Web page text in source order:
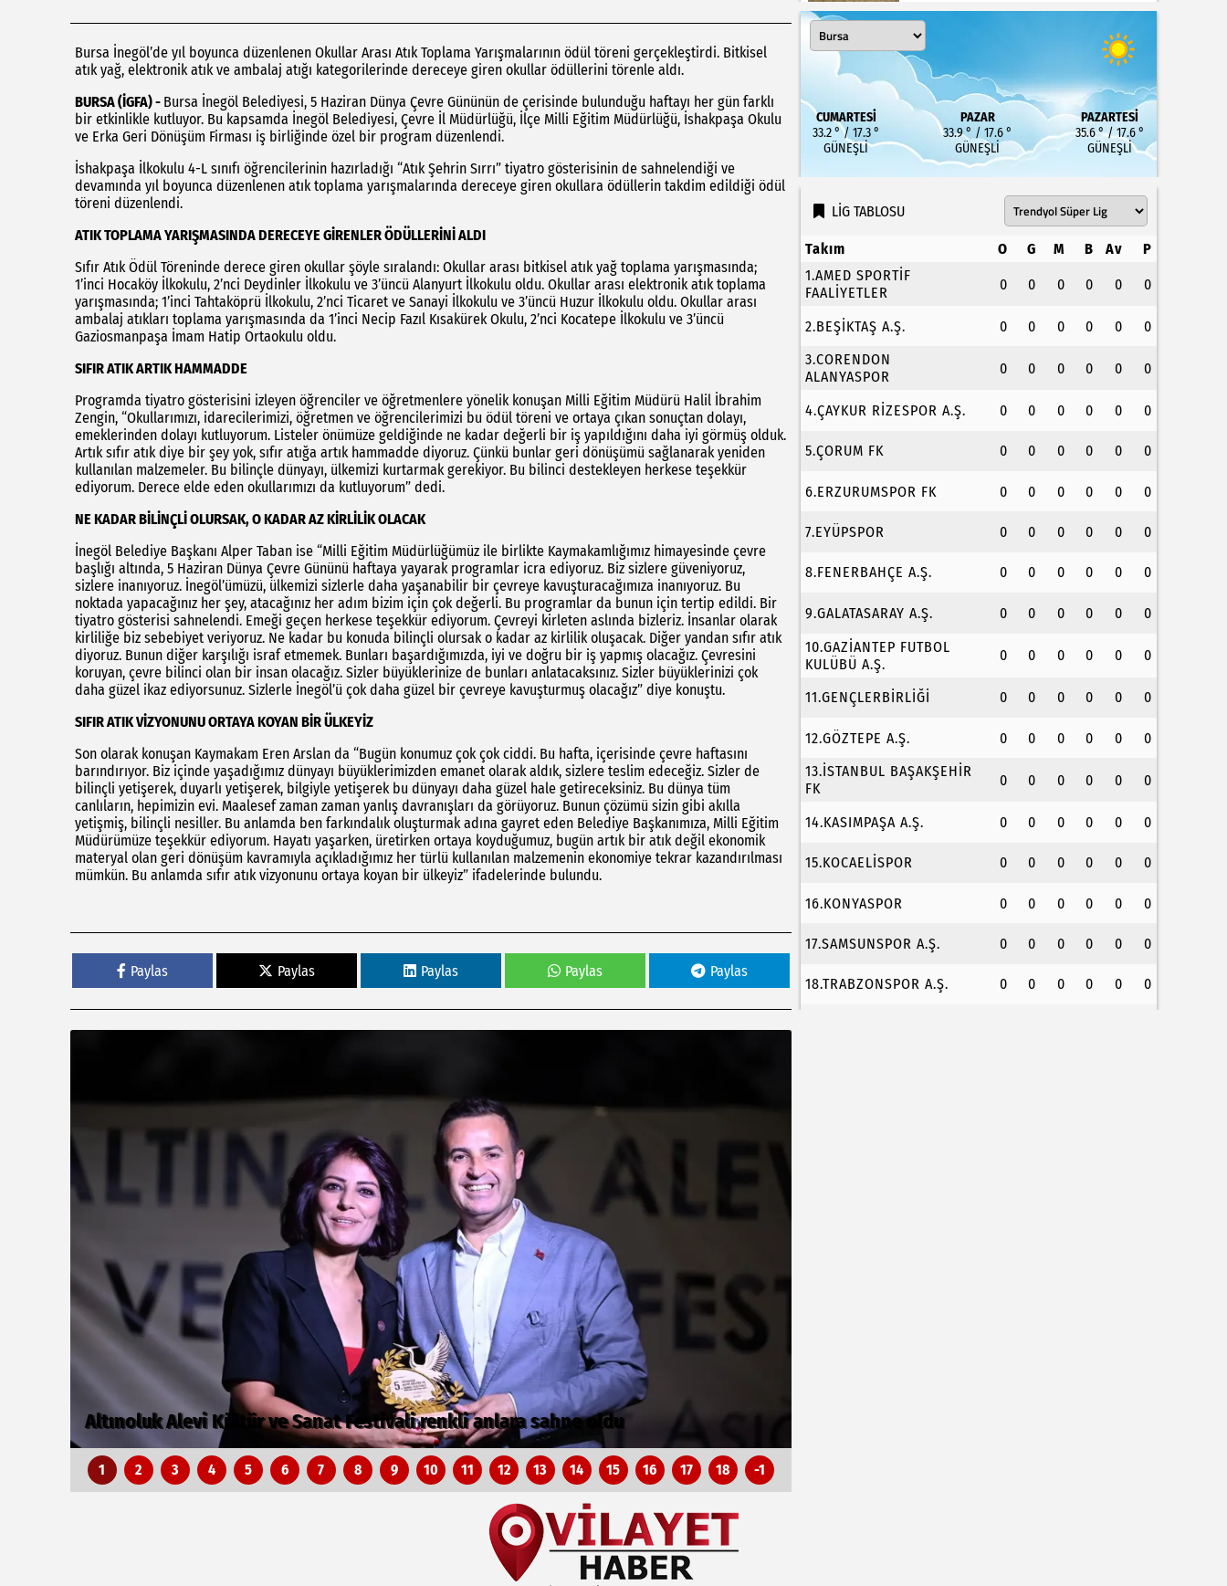
Bursa İnegöl’de yıl boyunca düzenlenen Okullar Arası Atık Toplama Yarışmalarının ödül töreni gerçekleştirdi. Bitkisel
atık yağ, elektronik atık ve ambalaj atığı kategorilerinde dereceye giren okullar ödüllerini törenle aldı.
BURSA (İGFA) - Bursa İnegöl Belediyesi, 5 Haziran Dünya Çevre Gününün de çerisinde bulunduğu haftayı her gün farklı
bir etkinlikle kutluyor. Bu kapsamda İnegöl Belediyesi, Çevre İl Müdürlüğü, İlçe Milli Eğitim Müdürlüğü, İshakpaşa Okulu
ve Erka Geri Dönüşüm Firması iş birliğinde özel bir program düzenlendi.
İshakpaşa İlkokulu 4-L sınıfı öğrencilerinin hazırladığı “Atık Şehrin Sırrı” tiyatro gösterisinin de sahnelendiği ve
devamında yıl boyunca düzenlenen atık toplama yarışmalarında dereceye giren okullara ödüllerin takdim edildiği ödül
töreni düzenlendi.
ATIK TOPLAMA YARIŞMASINDA DERECEYE GİRENLER ÖDÜLLERİNİ ALDI
Sıfır Atık Ödül Töreninde derece giren okullar şöyle sıralandı: Okullar arası bitkisel atık yağ toplama yarışmasında;
1’inci Hocaköy İlkokulu, 2’nci Deydinler İlkokulu ve 3’üncü Alanyurt İlkokulu oldu. Okullar arası elektronik atık toplama
yarışmasında; 1’inci Tahtaköprü İlkokulu, 2’nci Ticaret ve Sanayi İlkokulu ve 3’üncü Huzur İlkokulu oldu. Okullar arası
ambalaj atıkları toplama yarışmasında da 1’inci Necip Fazıl Kısakürek Okulu, 2’nci Kocatepe İlkokulu ve 3’üncü
Gaziosmanpaşa İmam Hatip Ortaokulu oldu.
SIFIR ATIK ARTIK HAMMADDE
Programda tiyatro gösterisini izleyen öğrenciler ve öğretmenlere yönelik konuşan Milli Eğitim Müdürü Halil İbrahim
Zengin, “Okullarımızı, idarecilerimizi, öğretmen ve öğrencilerimizi bu ödül töreni ve ortaya çıkan sonuçtan dolayı,
emeklerinden dolayı kutluyorum. Listeler önümüze geldiğinde ne kadar değerli bir iş yapıldığını daha iyi görmüş olduk.
Artık sıfır atık diye bir şey yok, sıfır atığa artık hammadde diyoruz. Çünkü bunlar geri dönüşümü sağlanarak yeniden
kullanılan malzemeler. Bu bilinçle dünyayı, ülkemizi kurtarmak gerekiyor. Bu bilinci destekleyen herkese teşekkür
ediyorum. Derece elde eden okullarımızı da kutluyorum” dedi.
NE KADAR BİLİNÇLİ OLURSAK, O KADAR AZ KİRLİLİK OLACAK
İnegöl Belediye Başkanı Alper Taban ise “Milli Eğitim Müdürlüğümüz ile birlikte Kaymakamlığımız himayesinde çevre
başlığı altında, 5 Haziran Dünya Çevre Gününü haftaya yayarak programlar icra ediyoruz. Biz sizlere güveniyoruz,
sizlere inanıyoruz. İnegöl’ümüzü, ülkemizi sizlerle daha yaşanabilir bir çevreye kavuşturacağımıza inanıyoruz. Bu
noktada yapacağınız her şey, atacağınız her adım bizim için çok değerli. Bu programlar da bunun için tertip edildi. Bir
tiyatro gösterisi sahnelendi. Emeği geçen herkese teşekkür ediyorum. Çevreyi kirleten aslında bizleriz. İnsanlar olarak
kirliliğe biz sebebiyet veriyoruz. Ne kadar bu konuda bilinçli olursak o kadar az kirlilik oluşacak. Diğer yandan sıfır atık
diyoruz. Bunun diğer karşılığı israf etmemek. Bunları başardığımızda, iyi ve doğru bir iş yapmış olacağız. Çevresini
koruyan, çevre bilinci olan bir insan olacağız. Sizler büyüklerinize de bunları anlatacaksınız. Sizler büyüklerinizi çok
daha güzel ikaz ediyorsunuz. Sizlerle İnegöl’ü çok daha güzel bir çevreye kavuşturmuş olacağız” diye konuştu.
SIFIR ATIK VİZYONUNU ORTAYA KOYAN BİR ÜLKEYİZ
Son olarak konuşan Kaymakam Eren Arslan da “Bugün konumuz çok çok ciddi. Bu hafta, içerisinde çevre haftasını
barındırıyor. Biz içinde yaşadığımız dünyayı büyüklerimizden emanet olarak aldık, sizlere teslim edeceğiz. Sizler de
bilinçli yetişerek, duyarlı yetişerek, bilgiyle yetişerek bu dünyayı daha güzel hale getireceksiniz. Bu dünya tüm
canlıların, hepimizin evi. Maalesef zaman zaman yanlış davranışları da görüyoruz. Bunun çözümü sizin gibi akılla
yetişmiş, bilinçli nesiller. Bu anlamda ben farkındalık oluşturmak adına gayret eden Belediye Başkanımıza, Milli Eğitim
Müdürümüze teşekkür ediyorum. Hayatı yaşarken, üretirken ortaya koyduğumuz, bugün artık bir atık değil ekonomik
materyal olan geri dönüşüm kavramıyla açıkladığımız her türlü kullanılan malzemenin ekonomiye tekrar kazandırılması
mümkün. Bu anlamda sıfır atık vizyonunu ortaya koyan bir ülkeyiz” ifadelerinde bulundu.
Paylas Paylas Paylas Paylas Paylas
Arbil Akın kadın muhtarlarla buluştu
1 2 3 4 5 6 7 8 9 10 11 12 13 14 15 16 17 18 -1
CUMARTESI
33.2 ° / 17.3 °
GÜNEŞLI
PAZAR
33.9 ° / 17.6 °
GÜNEŞLI
PAZARTESI
35.6 ° / 17.6 °
GÜNEŞLI
LİG TABLOSU
Takım O G M B Av
P
1.AMED SPORTİF
FAALİYETLER
0 0 0 0 0 0
2.BEŞİKTAŞ A.Ş. 0 0 0 0 0
0
3.CORENDON
ALANYASPOR
0 0 0 0 0 0
4.ÇAYKUR RİZESPOR A.Ş. 0 0 0 0 0 0
5.ÇORUM FK 0 0 0 0 0 0
6.ERZURUMSPOR FK 0 0 0 0 0 0
7.EYÜPSPOR 0 0 0 0 0 0
8.FENERBAHÇE A.Ş. 0 0 0 0 0 0
9.GALATASARAY A.Ş. 0 0 0 0 0
0
10.GAZİANTEP FUTBOL
KULÜBÜ A.Ş.
0 0 0 0 0 0
11.GENÇLERBİRLİĞİ 0 0 0 0 0 0
12.GÖZTEPE A.Ş. 0 0 0 0 0
0
13.İSTANBUL BAŞAKŞEHİR
FK
0 0 0 0 0 0
14.KASIMPAŞA A.Ş. 0 0 0 0 0 0
15.KOCAELİSPOR 0 0 0 0 0 0
16.KONYASPOR 0 0 0 0 0 0
17.SAMSUNSPOR A.Ş. 0 0 0 0 0 0
18.TRABZONSPOR A.Ş. 0 0 0 0 0 0